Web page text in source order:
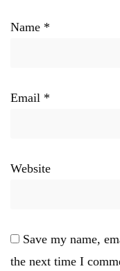
Name *
Email *
Website
Save my name,
the next time I